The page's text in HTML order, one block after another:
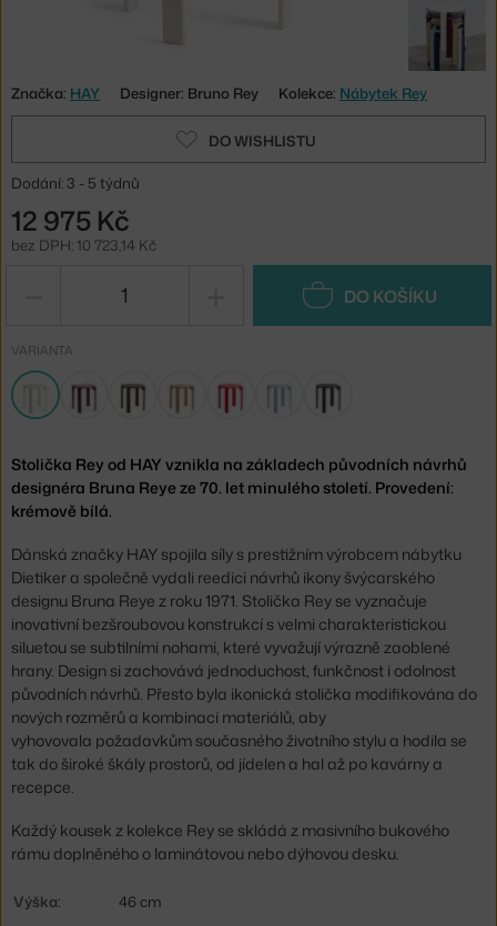
Značka: HAY Designer: Bruno Rey Kolekce: Nábytek Rey
DO WISHLISTU
Dodání: 3 - 5 týdnů
12 975 Kč
bez DPH: 10 723,14 Kč
DO KOŠÍKU
VARIANTA
Stolička Rey od HAY vznikla na základech původních návrhů
designéra Bruna Reye ze 70. let minulého století. Provedení:
krémově bílá.
Dánská značky HAY spojila síly s prestižním výrobcem nábytku
Dietiker a společně vydali reedici návrhů ikony švýcarského
designu Bruna Reye z roku 1971. Stolička Rey se vyznačuje
inovativní bezšroubovou konstrukcí s velmi charakteristickou
siluetou se subtilními nohami, které vyvažují výrazně zaoblené
hrany. Design si zachovává jednoduchost, funkčnost i odolnost
původních návrhů. Přesto byla ikonická stolička modifikována do
nových rozměrů a kombinací materiálů, aby
vyhovovala požadavkům současného životního stylu a hodila se
tak do široké škály prostorů, od jídelen a hal až po kavárny a
recepce.
Každý kousek z kolekce Rey se skládá z masivního bukového
rámu doplněného o laminátovou nebo dýhovou desku.
Výška:
46 cm